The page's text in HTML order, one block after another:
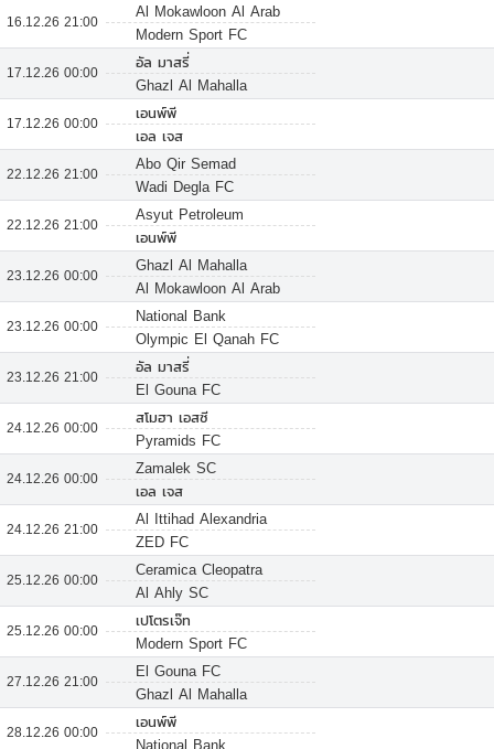
16.12.26 21:00
Al Mokawloon Al Arab
Modern Sport FC
17.12.26 00:00
อัล มาสรี่
Ghazl Al Mahalla
17.12.26 00:00
เอนพ์พี
เอล เจส
22.12.26 21:00
Abo Qir Semad
Wadi Degla FC
22.12.26 21:00
Asyut Petroleum
เอนพ์พี
23.12.26 00:00
Ghazl Al Mahalla
Al Mokawloon Al Arab
23.12.26 00:00
National Bank
Olympic El Qanah FC
23.12.26 21:00
อัล มาสรี่
El Gouna FC
24.12.26 00:00
สโมฮา เอสซี
Pyramids FC
24.12.26 00:00
Zamalek SC
เอล เจส
24.12.26 21:00
Al Ittihad Alexandria
ZED FC
25.12.26 00:00
Ceramica Cleopatra
Al Ahly SC
25.12.26 00:00
เปโตรเจ๊ท
Modern Sport FC
27.12.26 21:00
El Gouna FC
Ghazl Al Mahalla
28.12.26 00:00
เอนพ์พี